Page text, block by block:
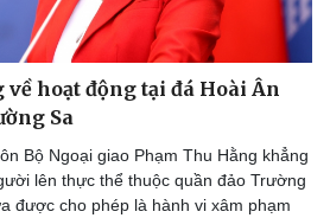
hoạt động tại đá Hoài Ân
Sa
Bộ Ngoại giao Phạm Thu Hằng khẳng
lên thực thể thuộc quần đảo Trường
được cho phép là hành vi xâm phạm